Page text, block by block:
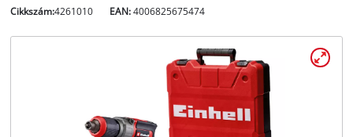
Cikkszám:4261010 EAN:4006825675474